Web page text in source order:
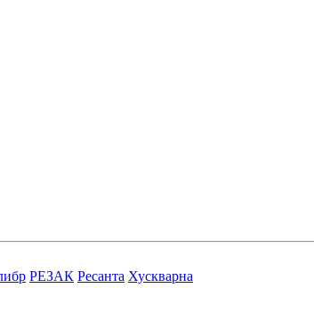
РЕЗАК Ресанта Хускварна